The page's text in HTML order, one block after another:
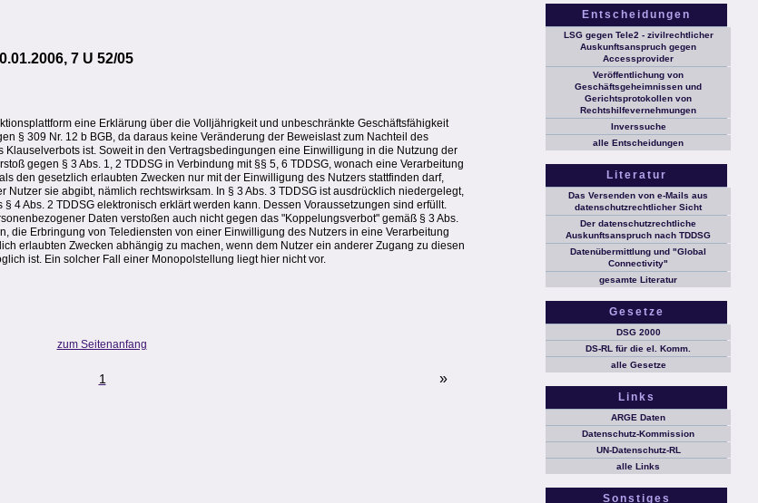
7 U 52/05
eine Erklärung über die Volljährigkeit und unbeschränkte Geschäftsfähigkeit
§ 309 Nr. 12 b BGB, da daraus keine Veränderung der Beweislast zum Nachteil des
Klauselverbots ist. Soweit in den Vertragsbedingungen eine Einwilligung in die Nutzung der
gegen § 3 Abs. 1, 2 TDDSG in Verbindung mit §§ 5, 6 TDDSG, wonach eine Verarbeitung
den gesetzlich erlaubten Zwecken nur mit der Einwilligung des Nutzers stattfinden darf,
sie abgibt, nämlich rechtswirksam. In § 3 Abs. 3 TDDSG ist ausdrücklich niedergelegt,
4 Abs. 2 TDDSG elektronisch erklärt werden kann. Dessen Voraussetzungen sind erfüllt.
Daten verstoßen auch nicht gegen das "Koppelungsverbot" gemäß § 3 Abs.
die Erbringung von Telediensten von einer Einwilligung des Nutzers in eine Verarbeitung
erlaubten Zwecken abhängig zu machen, wenn dem Nutzer ein anderer Zugang zu diesen
ist. Ein solcher Fall einer Monopolstellung liegt hier nicht vor.
zum Seitenanfang
1 »
Entscheidungen
LSG gegen Tele2 - zivilrechtlicher
Auskunftsanspruch gegen
Accessprovider
Veröffentlichung von
Geschäftsgeheimnissen und
Gerichtsprotokollen von
Rechtshilfevernehmungen
Inverssuche
alle Entscheidungen
Literatur
Das Versenden von e-Mails aus
datenschutzrechtlicher Sicht
Der datenschutzrechtliche
Auskunftsanspruch nach TDDSG
Datenübermittlung und "Global
Connectivity"
gesamte Literatur
Gesetze
DSG 2000
DS-RL für die el. Komm.
alle Gesetze
Links
ARGE Daten
Datenschutz-Kommission
UN-Datenschutz-RL
alle Links
Sonstiges